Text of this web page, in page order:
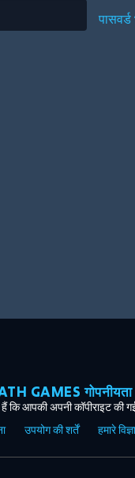
GAMES गोपनीयता
कि आपकी अपनी कॉपीराइट की
उपयोग की शर्तें हमारे